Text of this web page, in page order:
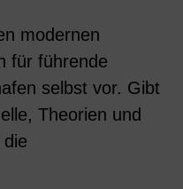
modernen
für führende
selbst vor. Gibt
Theorien und